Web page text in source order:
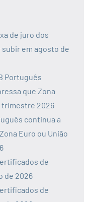
de juro dos
em agosto de
Português
que Zona
trimestre 2026
continua a
Euro ou União
de
de 2026
de